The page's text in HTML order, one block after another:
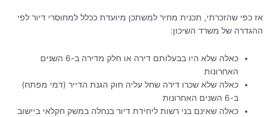
אז כפי שהזכרתי, תכנית מחיר למשתכן מיועדת ככלל למחוסרי דיור לפי
ההגדרה של משרד השיכון:
כאלה שלא היו בבעלותם דירה או חלק מדירה ב-6 השנים
האחרונות
כאלה שלא שכרו דירה שחל עליה חוק הגנת הדייר (דמי מפתח)
ב-6 השנים האחרונות
כאלה שאינם בני רשות ליחידת דיור בנחלה במשק חקלאי ביישוב